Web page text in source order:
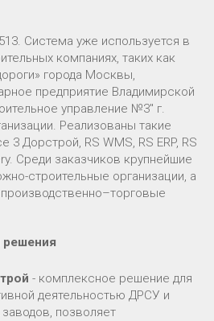
Система уже используется в
компаниях, таких как
города Москвы,
предприятие Владимирской
управление №3" г.
Реализованы такие
3 Дорстрой, RS WMS, RS ERP, RS
Среди заказчиков крупнейшие
строительные организации, а
- комплексное решение для
деятельностью ДРСУ и
позволяет